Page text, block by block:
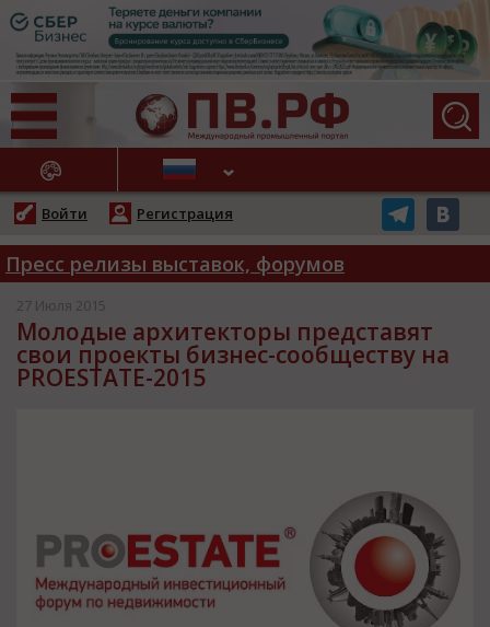
НОВОСТИ
Войти Регистрация
Пресс релизы выставок, форумов
27 Июля 2015
Молодые архитекторы представят
свои проекты бизнес-сообществу на
PROESTATE-2015